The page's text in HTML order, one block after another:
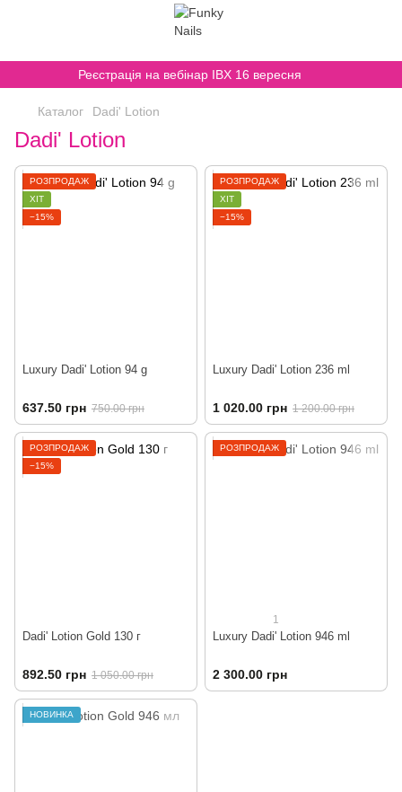
Реєстрація на вебінар IBX 16 вересня
Каталог Dadi' Lotion
Dadi' Lotion
РОЗПРОДАЖ
ХІТ
−15%
Luxury Dadi' Lotion 94 g
637.50 грн 750.00 грн
РОЗПРОДАЖ
ХІТ
−15%
Luxury Dadi' Lotion 236 ml
1 020.00 грн 1 200.00 грн
РОЗПРОДАЖ
−15%
Dadi' Lotion Gold 130 г
892.50 грн 1 050.00 грн
РОЗПРОДАЖ
1
Luxury Dadi' Lotion 946 ml
2 300.00 грн
НОВИНКА